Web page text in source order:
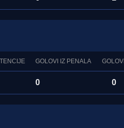
GOLOVI IZ PENALA GOLOVI
0 0